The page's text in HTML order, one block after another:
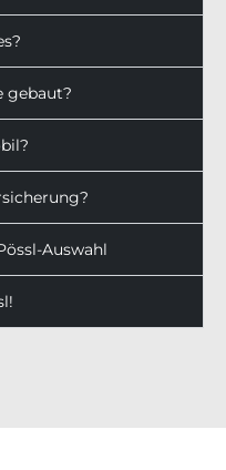
gebaut?
Auswahl